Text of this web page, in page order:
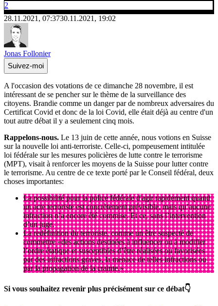
2
28.11.2021, 07:3730.11.2021, 19:02
Jonas Follonier
Suivez-moi
A l'occasion des votations de ce dimanche 28 novembre, il est
intéressant de se pencher sur le thème de la surveillance des
citoyens. Brandie comme un danger par de nombreux adversaires du
Certificat Covid et donc de la loi Covid, elle était déjà au centre d'un
tout autre débat il y a seulement cinq mois.
Rappelons-nous. Le 13 juin de cette année, nous votions en Suisse
sur la nouvelle loi anti-terroriste. Celle-ci, pompeusement intitulée
loi fédérale sur les mesures policières de lutte contre le terrorisme
(MPT), visait à renforcer les moyens de la Suisse pour lutter contre
le terrorisme. Au centre de ce texte porté par le Conseil fédéral, deux
choses importantes:
La possibilité pour la police fédérale d'agir rapidement quand
un acte terroriste est concrètement prévisible, mais qu’aucune
infraction n’a encore été commise. Et ce, sans l’intervention
d’un juge.
La redéfinition du terroriste, comme un être suspecté de
commettre «des actions destinées à influencer ou à modifier
l’ordre étatique et susceptibles d’être réalisées ou favorisées
par des infractions graves, la menace de telles infractions ou
par la propagation de la crainte.»
Si vous souhaitez revenir plus précisément sur ce débat👇